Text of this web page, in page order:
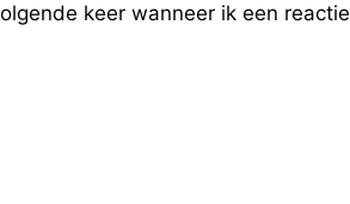
keer wanneer ik een reactie